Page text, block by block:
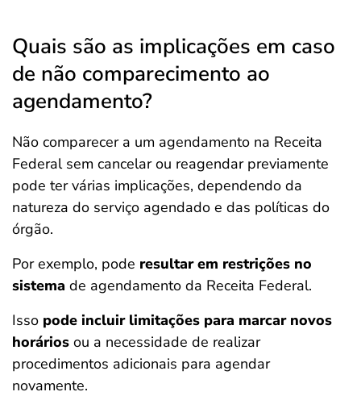
Quais são as implicações em caso
de não comparecimento ao
agendamento?
Não comparecer a um agendamento na Receita
Federal sem cancelar ou reagendar previamente
pode ter várias implicações, dependendo da
natureza do serviço agendado e das políticas do
órgão.
Por exemplo, pode resultar em restrições no
sistema de agendamento da Receita Federal.
Isso pode incluir limitações para marcar novos
horários ou a necessidade de realizar
procedimentos adicionais para agendar
novamente.